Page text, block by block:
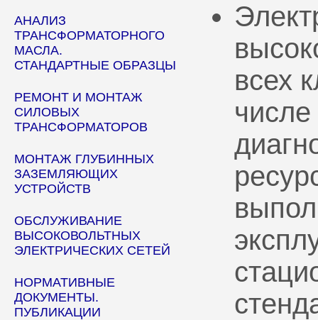
АНАЛИЗ
ТРАНСФОРМАТОРНОГО
МАСЛА.
СТАНДАРТНЫЕ ОБРАЗЦЫ
РЕМОНТ И МОНТАЖ
СИЛОВЫХ
ТРАНСФОРМАТОРОВ
МОНТАЖ ГЛУБИННЫХ
ЗАЗЕМЛЯЮЩИХ
УСТРОЙСТВ
ОБСЛУЖИВАНИЕ
ВЫСОКОВОЛЬТНЫХ
ЭЛЕКТРИЧЕСКИХ СЕТЕЙ
НОРМАТИВНЫЕ
ДОКУМЕНТЫ.
ПУБЛИКАЦИИ
всех